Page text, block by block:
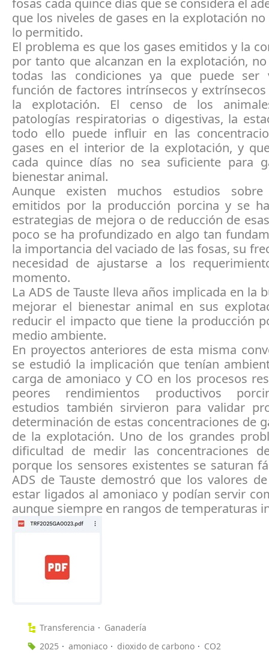
fosas cada quince días que se considera el
que los niveles de gases en la explotación
lo permitido.
El problema es que los gases emitidos y la
por tanto que alcanzan en la explotación,
todas las condiciones ya que puede ser
función de factores intrínsecos y
la explotación. El censo de los
patologías respiratorias o digestivas, la
todo ello puede influir en las
gases en el interior de la explotación, y
cada quince días no sea suficiente para
bienestar animal.
Aunque existen muchos estudios
emitidos por la producción porcina y se
estrategias de mejora o de reducción de
poco se ha profundizado en algo tan
la importancia del vaciado de las fosas, su
necesidad de ajustarse a los
momento.
La ADS de Tauste lleva años implicada en la
mejorar el bienestar animal en sus
reducir el impacto que tiene la producción
medio ambiente.
En proyectos anteriores de esta misma
se estudió la implicación que tenían
carga de amoniaco y CO en los procesos
peores rendimientos productivos
estudios también sirvieron para validar
determinación de estas concentraciones de
de la explotación. Uno de los grandes
dificultad de medir las concentraciones
porque los sensores existentes se saturan
ADS de Tauste demostró que los valores
estar ligados al amoniaco y podían servir
aunque siempre en rangos de temperaturas
Transferencia
Ganadería
2025
amoniaco dioxido de carbono CO2